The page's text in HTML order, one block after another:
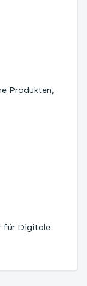
Produkten,
für Digitale